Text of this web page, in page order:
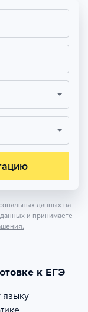
данных на
и принимаете
к ЕГЭ
языку